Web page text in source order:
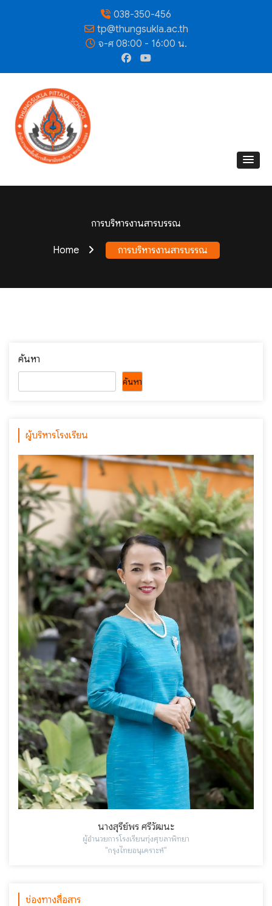
038-350-456
tp@thungsukla.ac.th
จ-ศ 08:00 - 16:00 น.
การบริหารงานสารบรรณ
Home การบริหารงานสารบรรณ
ค้นหา
ค้นหา
ผู้บริหารโรงเรียน
นางสุรีย์พร ศรีวัฒนะ
ผู้อำนวยการโรงเรียนทุ่งศุขลาพิทยา
"กรุงไทยอนุเคราะห์"
ช่องทางสื่อสาร